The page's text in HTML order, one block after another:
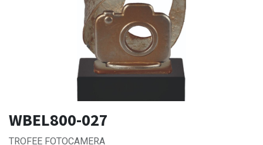
WBEL800-027
TROFEE FOTOCAMERA